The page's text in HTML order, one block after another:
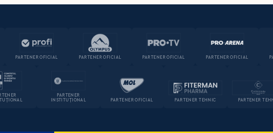
PARTENER OFICIAL PARTENER OFICIAL PARTENER OFICIAL PARTENER OFICIAL
PARTENER
INSTITUȚIONAL
PARTENER OFICIAL PARTENER TEHNIC PARTENER